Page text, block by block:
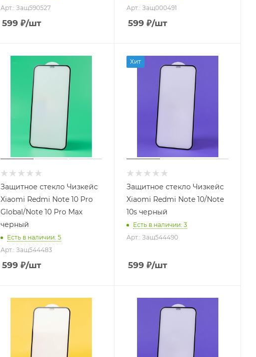
Арт.: Защ590527
599 ₽/шт
Арт.: Защ000491
599 ₽/шт
Защитное стекло Чизкейс
Xiaomi Redmi Note 10 Pro
Global/Note 10 Pro Max
черный
Есть в наличии: 5
Арт.: Защ544483
599 ₽/шт
Хит
Защитное стекло Чизкейс
Xiaomi Redmi Note 10/Note
10s черный
Есть в наличии: 3
Арт.: Защ544490
599 ₽/шт